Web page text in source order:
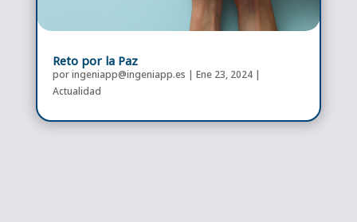
Reto por la Paz
poringeniapp@ingeniapp.es | Ene 23, 2024|
Actualidad